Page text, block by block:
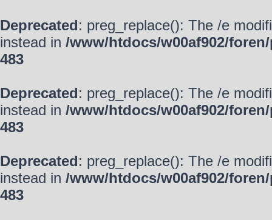
Deprecated: preg_replace(): The /e
instead in /www/htdocs/w00af902/
483
Deprecated: preg_replace(): The /e
instead in /www/htdocs/w00af902/
483
Deprecated: preg_replace(): The /e
instead in /www/htdocs/w00af902/
483